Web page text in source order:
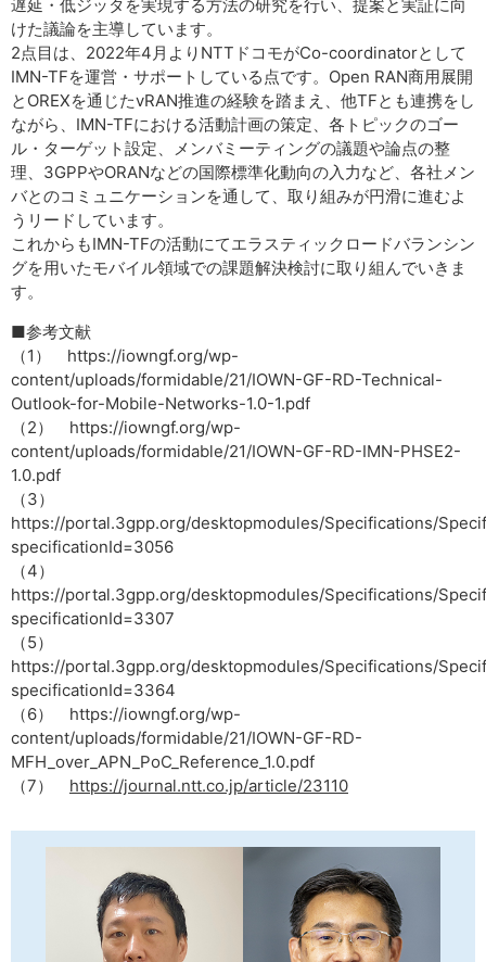
遅延・低ジッタを実現する方法の研究を行い、提案と実証に向
けた議論を主導しています。
2点目は、2022年4月よりNTTドコモがCo-coordinatorとして
IMN-TFを運営・サポートしている点です。Open RAN商用展開
とOREXを通じたvRAN推進の経験を踏まえ、他TFとも連携をし
ながら、IMN-TFにおける活動計画の策定、各トピックのゴー
ル・ターゲット設定、メンバミーティングの議題や論点の整
理、3GPPやORANなどの国際標準化動向の入力など、各社メン
バとのコミュニケーションを通して、取り組みが円滑に進むよ
うリードしています。
これからもIMN-TFの活動にてエラスティックロードバランシン
グを用いたモバイル領域での課題解決検討に取り組んでいきま
す。
■参考文献
（1） https://iowngf.org/wp-
content/uploads/formidable/21/IOWN-GF-RD-Technical-
Outlook-for-Mobile-Networks-1.0-1.pdf
（2） https://iowngf.org/wp-
content/uploads/formidable/21/IOWN-GF-RD-IMN-PHSE2-
1.0.pdf
（3）
https://portal.3gpp.org/desktopmodules/Specifications/
specificationId=3056
（4）
https://portal.3gpp.org/desktopmodules/Specifications/
specificationId=3307
（5）
https://portal.3gpp.org/desktopmodules/Specifications/
specificationId=3364
（6） https://iowngf.org/wp-
content/uploads/formidable/21/IOWN-GF-RD-
MFH_over_APN_PoC_Reference_1.0.pdf
（7） https://journal.ntt.co.jp/article/23110